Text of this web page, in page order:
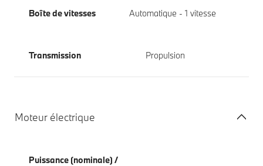
Boîte de vitesses Automatique - 1 vitesse
Transmission Propulsion
Moteur électrique
Puissance (nominale) /